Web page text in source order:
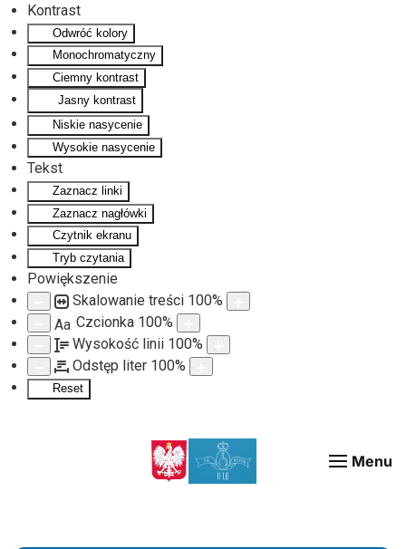
Kontrast
Odwróć kolory
Monochromatyczny
Ciemny kontrast
Jasny kontrast
Niskie nasycenie
Wysokie nasycenie
Tekst
Zaznacz linki
Zaznacz nagłówki
Czytnik ekranu
Tryb czytania
Powiększenie
Skalowanie treści 100%
Aa Czcionka 100%
Wysokość linii 100%
Odstęp liter 100%
Reset
Menu